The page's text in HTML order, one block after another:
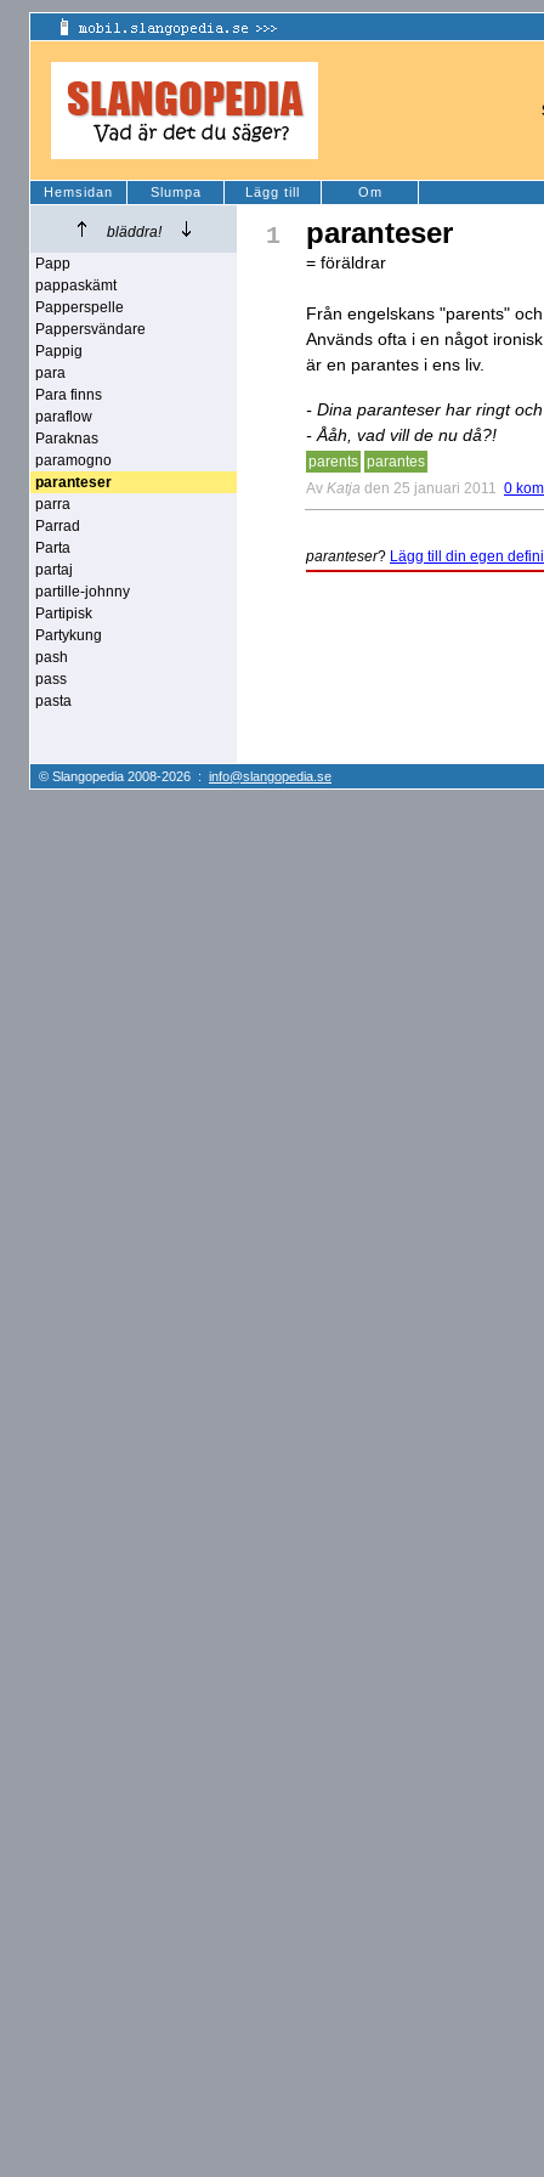
Hemsidan Slumpa Lägg till Om
bläddra!
Papp
pappaskämt
Papperspelle
Pappersvändare
Pappig
para
Para finns
paraflow
Paraknas
paramogno
paranteser
parra
Parrad
Parta
partaj
partille-johnny
Partipisk
Partykung
pash
pass
pasta
1 paranteser
= föräldrar
Från engelskans "parents"
Används ofta i en något
är en parantes i ens liv.
- Dina paranteser har ringt
- Ååh, vad vill de nu då?!
parents parantes
Av Katja den 25 januari 2011 0
paranteser? Lägg till din egen
© Slangopedia 2008-2026 : info@slangopedia.se